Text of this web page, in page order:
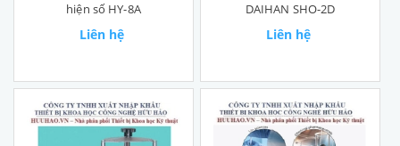
hiện số HY-8A
Liên hệ
DAIHAN SHO-2D
Liên hệ